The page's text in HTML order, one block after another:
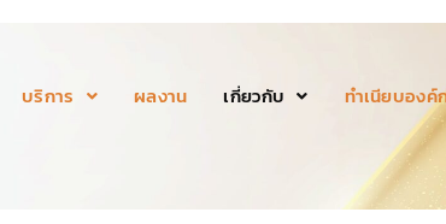
บริการ ผลงาน เกี่ยวกับ ทำเนียบองค์